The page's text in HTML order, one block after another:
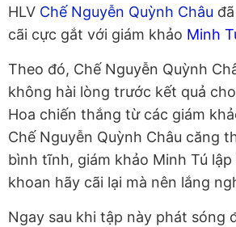
HLV Chế Nguyễn Quỳnh Châu
cãi cực gắt với giám khảo Minh
Theo đó, Chế Nguyễn Quỳnh
không hài lòng trước kết quả
Hoa chiến thắng từ các giám
Chế Nguyễn Quỳnh Châu căng
bình tĩnh, giám khảo Minh Tú
khoan hãy cãi lại mà nên lắng
Ngay sau khi tập này phát sóng